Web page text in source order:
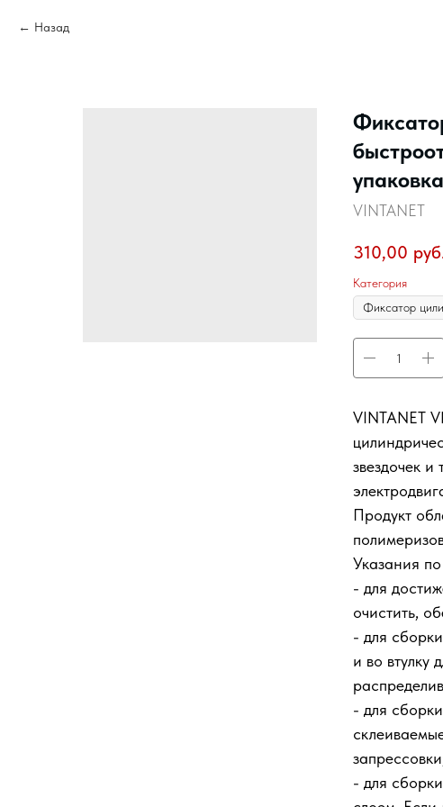
Назад
VINTANET
310,00
Категория
VINTANET
звездочек
Продукт
Указания
- для
очистить,
- для
и во втулку
- для
- для